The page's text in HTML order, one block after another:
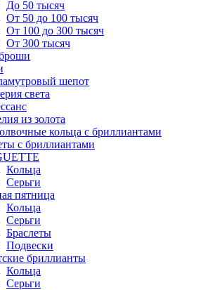
До 50 тысяч
От 50 до 100 тысяч
От 100 до 300 тысяч
От 300 тысяч
шепот
света
из золота
кольца с бриллиантами
с бриллиантами
Кольца
Серьги
пятница
Кольца
Серьги
Браслеты
Подвески
бриллианты
Кольца
Серьги